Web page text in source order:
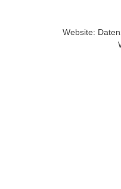
Website: